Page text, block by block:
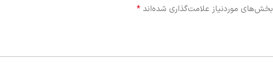
بخش‌های موردنیاز علامت‌گذاری شده‌اند *